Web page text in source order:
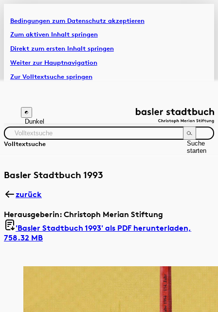
Bedingungen zum Datenschutz akzeptieren
Zum aktiven Inhalt springen
Direkt zum ersten Inhalt springen
Weiter zur Hauptnavigation
Zur Volltextsuche springen
Artikel & Dossiers
Chronik
Dunkel
Volltextsuche
Suche
starten
Zeitraum Autor:in
Basler Stadtbuch 1993
zurück
Herausgeberin: Christoph Merian Stiftung
'Basler Stadtbuch 1993' als PDF herunterladen,
758.32 MB